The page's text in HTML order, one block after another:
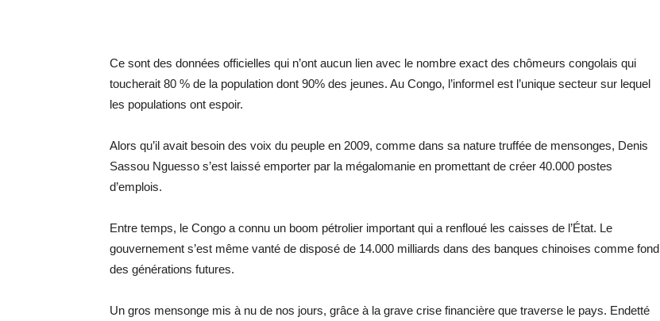
Ce sont des données officielles qui n’ont aucun lien avec le nombre exact des chômeurs congolais qui
toucherait 80 % de la population dont 90% des jeunes. Au Congo, l’informel est l’unique secteur sur lequel
les populations ont espoir.
Alors qu’il avait besoin des voix du peuple en 2009, comme dans sa nature truffée de mensonges, Denis
Sassou Nguesso s’est laissé emporter par la mégalomanie en promettant de créer 40.000 postes
d’emplois.
Entre temps, le Congo a connu un boom pétrolier important qui a renfloué les caisses de l’État. Le
gouvernement s’est même vanté de disposé de 14.000 milliards dans des banques chinoises comme fond
des générations futures.
Un gros mensonge mis à nu de nos jours, grâce à la grave crise financière que traverse le pays. Endetté